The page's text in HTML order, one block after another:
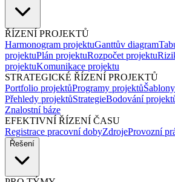
ŘÍZENÍ PROJEKTŮ
Harmonogram projektuGanttův diagram
projektuPlán projektuRozpočet projektu
projektuKomunikace projektu
STRATEGICKÉ ŘÍZENÍ PROJEKTŮ
Portfolio projektůProgramy projektů
Přehledy projektůStrategieBodování
Znalostní báze
EFEKTIVNÍ ŘÍZENÍ ČASU
Registrace pracovní dobyZdrojeProvozní
Řešení